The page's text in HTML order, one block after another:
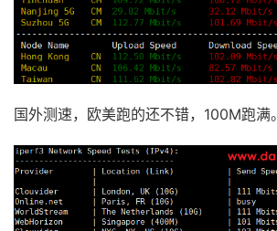
国外测速，欧美跑的还不错，100M跑满。